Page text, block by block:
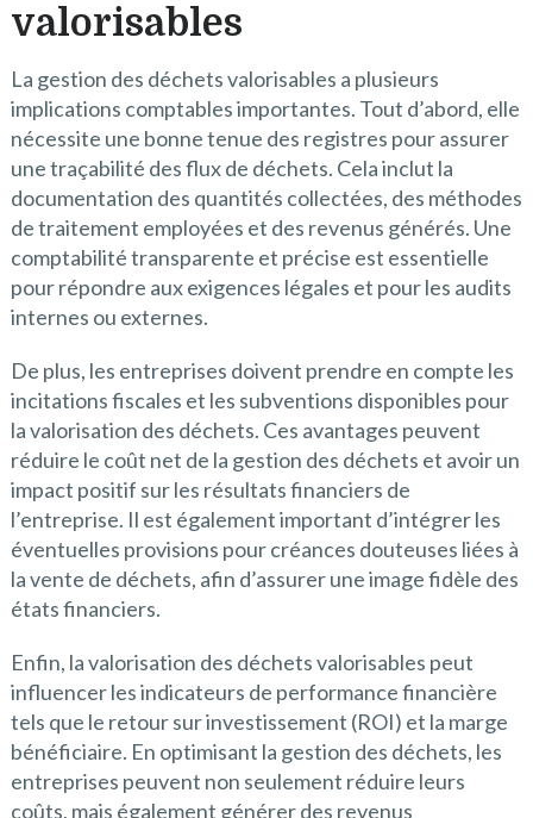
valorisables
La gestion des déchets valorisables a plusieurs
implications comptables importantes. Tout d’abord, elle
nécessite une bonne tenue des registres pour assurer
une traçabilité des flux de déchets. Cela inclut la
documentation des quantités collectées, des méthodes
de traitement employées et des revenus générés. Une
comptabilité transparente et précise est essentielle
pour répondre aux exigences légales et pour les audits
internes ou externes.
De plus, les entreprises doivent prendre en compte les
incitations fiscales et les subventions disponibles pour
la valorisation des déchets. Ces avantages peuvent
réduire le coût net de la gestion des déchets et avoir un
impact positif sur les résultats financiers de
l’entreprise. Il est également important d’intégrer les
éventuelles provisions pour créances douteuses liées à
la vente de déchets, afin d’assurer une image fidèle des
états financiers.
Enfin, la valorisation des déchets valorisables peut
influencer les indicateurs de performance financière
tels que le retour sur investissement (ROI) et la marge
bénéficiaire. En optimisant la gestion des déchets, les
entreprises peuvent non seulement réduire leurs
coûts, mais également générer des revenus